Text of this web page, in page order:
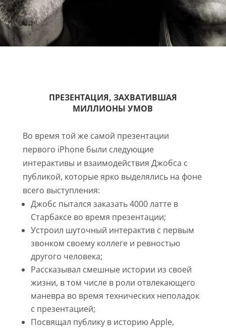
ПРЕЗЕНТАЦИЯ, ЗАХВАТИВШАЯ
МИЛЛИОНЫ УМОВ
Во время той же самой презентации
первого iPhone были следующие
интерактивы и взаимодействия Джобса с
публикой, которые ярко выделялись на фоне
всего выступления:
Джобс пытался заказать 4000 латте в
Старбаксе во время презентации;
Устроил шуточный интерактив с первым
звонком своему коллеге и ревностью
другого человека;
Рассказывал смешные истории из своей
жизни, в том числе в роли отвлекающего
маневра во время технических неполадок
с презентацией;
Посвящал публику в историю Apple,